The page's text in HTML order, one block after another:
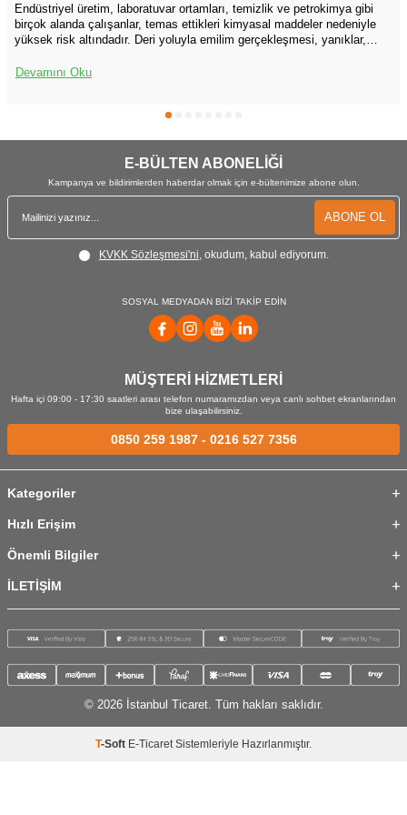
Endüstriyel üretim, laboratuvar ortamları, temizlik ve petrokimya gibi
birçok alanda çalışanlar, temas ettikleri kimyasal maddeler nedeniyle
yüksek risk altındadır. Deri yoluyla emilim gerçekleşmesi, yanıklar,
doğurabilir. Bu nedenle kimyasal koruyucu eldiven kullanımı, iş
yanlış uygulamaların çok sık yapıldığını göstermektedir. Doğru eldiven
Devamını Oku
E-BÜLTEN ABONELİĞİ
Kampanya ve bildirimlerden haberdar olmak için e-bültenimize abone olun.
ABONE OL
KVKK Sözleşmesi'ni, okudum, kabul ediyorum.
SOSYAL MEDYADAN BİZİ TAKİP EDİN
MÜŞTERİ HİZMETLERİ
Hafta içi 09:00 - 17:30 saatleri arası telefon numaramızdan veya canlı sohbet ekranlarından
bize ulaşabilirsiniz.
0850 259 1987- 0216 527 7356
Kategoriler
Hızlı Erişim
Önemli Bilgiler
İLETİŞİM
© 2026 İstanbul Ticaret. Tüm hakları saklıdır.
T-Soft E-TicaretSistemleriyle Hazırlanmıştır.